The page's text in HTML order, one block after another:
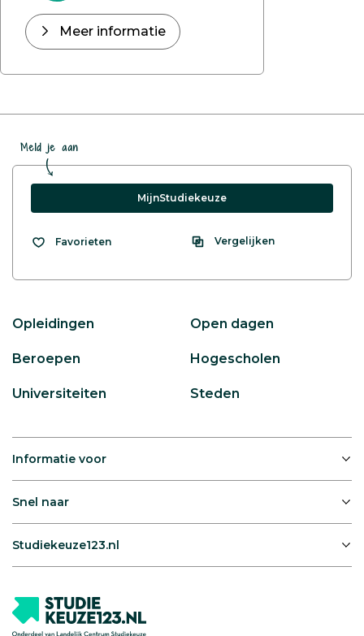
Meer informatie
Meld je aan
MijnStudiekeuze
Favorieten Vergelijken
Opleidingen Open dagen
Beroepen Hogescholen
Universiteiten Steden
Informatie voor
Snel naar
Studiekeuze123.nl